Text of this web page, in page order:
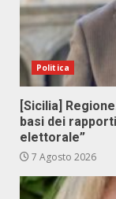
Politica
[Sicilia]
basi dei
elettorale”
7 Agosto 2026